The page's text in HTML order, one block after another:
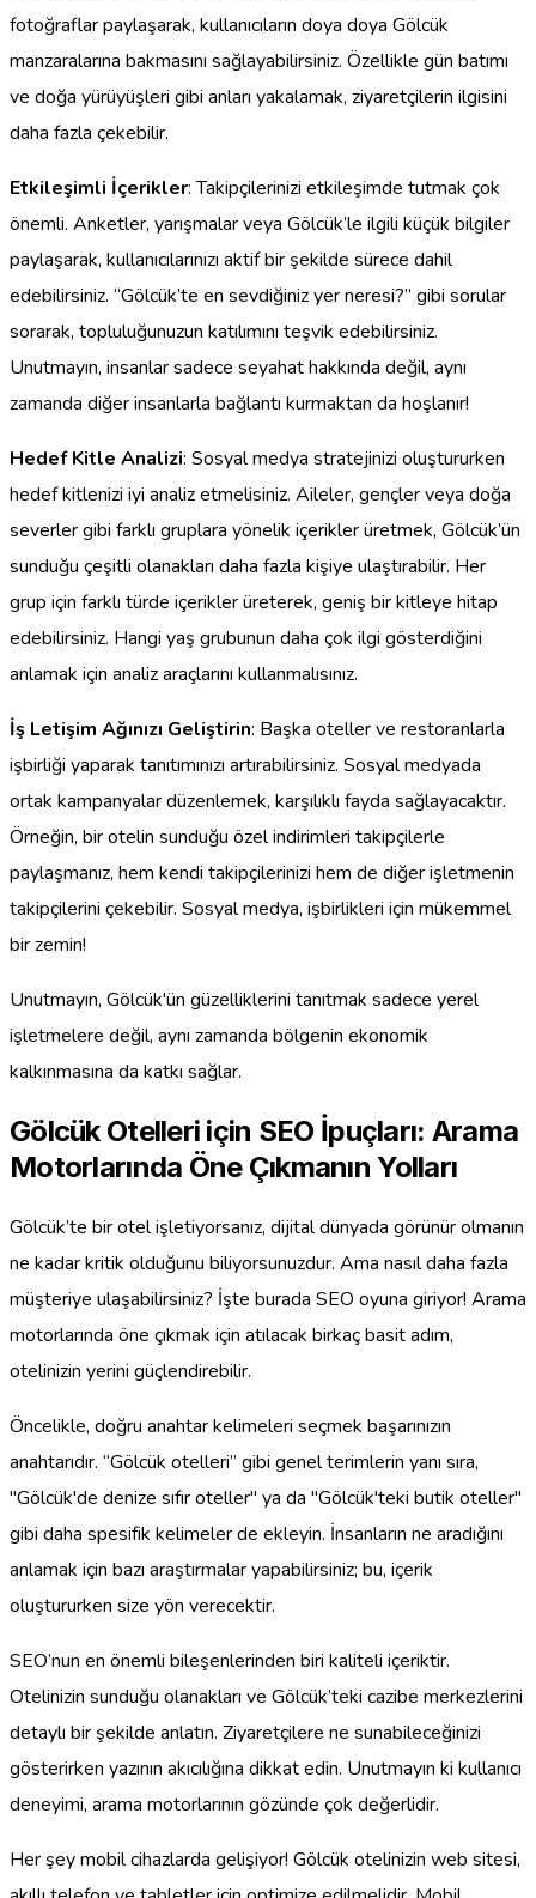
fotoğraflar paylaşarak, kullanıcıların doya doya Gölcük
manzaralarına bakmasını sağlayabilirsiniz. Özellikle gün batımı
ve doğa yürüyüşleri gibi anları yakalamak, ziyaretçilerin ilgisini
daha fazla çekebilir.
Etkileşimli İçerikler: Takipçilerinizi etkileşimde tutmak çok
önemli. Anketler, yarışmalar veya Gölcük’le ilgili küçük bilgiler
paylaşarak, kullanıcılarınızı aktif bir şekilde sürece dahil
edebilirsiniz. “Gölcük’te en sevdiğiniz yer neresi?” gibi sorular
sorarak, topluluğunuzun katılımını teşvik edebilirsiniz.
Unutmayın, insanlar sadece seyahat hakkında değil, aynı
zamanda diğer insanlarla bağlantı kurmaktan da hoşlanır!
Hedef Kitle Analizi: Sosyal medya stratejinizi oluştururken
hedef kitlenizi iyi analiz etmelisiniz. Aileler, gençler veya doğa
severler gibi farklı gruplara yönelik içerikler üretmek, Gölcük’ün
sunduğu çeşitli olanakları daha fazla kişiye ulaştırabilir. Her
grup için farklı türde içerikler üreterek, geniş bir kitleye hitap
edebilirsiniz. Hangi yaş grubunun daha çok ilgi gösterdiğini
anlamak için analiz araçlarını kullanmalısınız.
İş Letişim Ağınızı Geliştirin: Başka oteller ve restoranlarla
işbirliği yaparak tanıtımınızı artırabilirsiniz. Sosyal medyada
ortak kampanyalar düzenlemek, karşılıklı fayda sağlayacaktır.
Örneğin, bir otelin sunduğu özel indirimleri takipçilerle
paylaşmanız, hem kendi takipçilerinizi hem de diğer işletmenin
takipçilerini çekebilir. Sosyal medya, işbirlikleri için mükemmel
bir zemin!
Unutmayın, Gölcük'ün güzelliklerini tanıtmak sadece yerel
işletmelere değil, aynı zamanda bölgenin ekonomik
kalkınmasına da katkı sağlar.
Gölcük Otelleri için SEO İpuçları: Arama
Motorlarında Öne Çıkmanın Yolları
Gölcük’te bir otel işletiyorsanız, dijital dünyada görünür olmanın
ne kadar kritik olduğunu biliyorsunuzdur. Ama nasıl daha fazla
müşteriye ulaşabilirsiniz? İşte burada SEO oyuna giriyor! Arama
motorlarında öne çıkmak için atılacak birkaç basit adım,
otelinizin yerini güçlendirebilir.
Öncelikle, doğru anahtar kelimeleri seçmek başarınızın
anahtarıdır. “Gölcük otelleri” gibi genel terimlerin yanı sıra,
"Gölcük'de denize sıfır oteller" ya da "Gölcük'teki butik oteller"
gibi daha spesifik kelimeler de ekleyin. İnsanların ne aradığını
anlamak için bazı araştırmalar yapabilirsiniz; bu, içerik
oluştururken size yön verecektir.
SEO’nun en önemli bileşenlerinden biri kaliteli içeriktir.
Otelinizin sunduğu olanakları ve Gölcük’teki cazibe merkezlerini
detaylı bir şekilde anlatın. Ziyaretçilere ne sunabileceğinizi
gösterirken yazının akıcılığına dikkat edin. Unutmayın ki kullanıcı
deneyimi, arama motorlarının gözünde çok değerlidir.
Her şey mobil cihazlarda gelişiyor! Gölcük otelinizin web sitesi,